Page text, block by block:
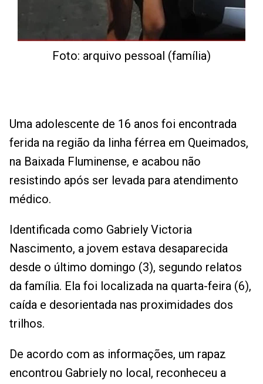
Foto: arquivo pessoal (família)
Uma adolescente de 16 anos foi encontrada
ferida na região da linha férrea em Queimados,
na Baixada Fluminense, e acabou não
resistindo após ser levada para atendimento
médico.
Identificada como Gabriely Victoria
Nascimento, a jovem estava desaparecida
desde o último domingo (3), segundo relatos
da família. Ela foi localizada na quarta-feira (6),
caída e desorientada nas proximidades dos
trilhos.
De acordo com as informações, um rapaz
encontrou Gabriely no local, reconheceu a